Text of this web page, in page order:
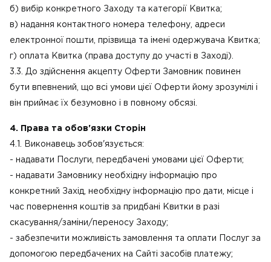
б) вибір конкретного Заходу та категорії Квитка;
в) надання контактного номера телефону, адреси
електронної пошти, прізвища та імені одержувача Квитка;
г) оплата Квитка (права доступу до участі в Заході).
3.3. До здійснення акцепту Оферти Замовник повинен
бути впевнений, що всі умови цієї Оферти йому зрозумілі і
він приймає їх безумовно і в повному обсязі.
4. Права та обов'язки Сторін
4.1. Виконавець зобов'язується:
- надавати Послуги, передбачені умовами цієї Оферти;
- надавати Замовнику необхідну інформацію про
конкретний Захід, необхідну інформацію про дати, місце і
час повернення коштів за придбані Квитки в разі
скасування/заміни/переносу Заходу;
- забезпечити можливість замовлення та оплати Послуг за
допомогою передбачених на Сайті засобів платежу;